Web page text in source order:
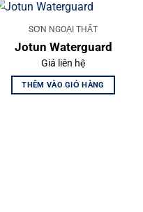
SƠN NGOẠI THẤT
Jotun Waterguard
Giá liên hệ
THÊM VÀO GIỎ HÀNG